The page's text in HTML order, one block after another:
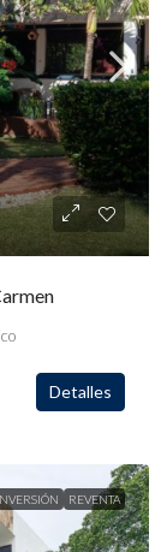
Detalles
REVENTA